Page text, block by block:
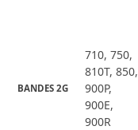
BANDES 2G
710, 750,
810T, 850,
900P,
900E,
900R